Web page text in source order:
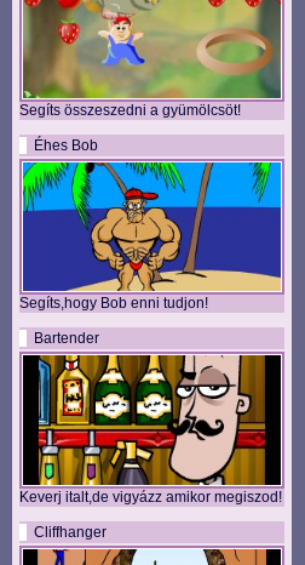
Segíts összeszedni a gyümölcsöt!
Éhes Bob
Segíts,hogy Bob enni tudjon!
Bartender
Keverj italt,de vigyázz amikor megiszod!
Cliffhanger